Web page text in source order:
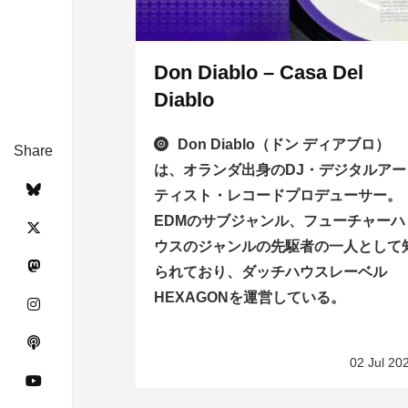
Share
Don Diablo – Casa Del
Diablo
Don Diablo（ドン ディアブロ）
は、オランダ出身のDJ・デジタルアー
ティスト・レコードプロデューサー。
EDMのサブジャンル、フューチャーハ
ウスのジャンルの先駆者の一人として
られており、ダッチハウスレーベル
HEXAGONを運営している。
02 Jul